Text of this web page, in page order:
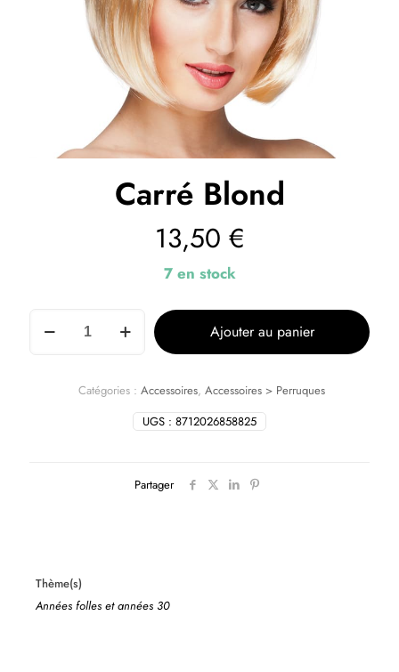
Carré Blond
13,50 €
7 en stock
Ajouter au panier
UGS : 8712026858825
Catégories : Accessoires, Accessoires > Perruques
Partager
Thème(s)
Années folles et années 30